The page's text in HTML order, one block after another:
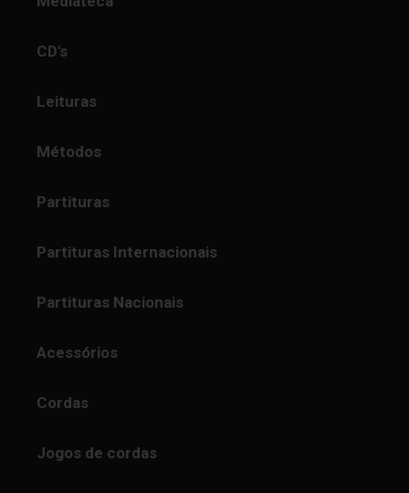
CD's
Leituras
Métodos
Partituras
Partituras Internacionais
Partituras Nacionais
Acessórios
Cordas
Jogos de cordas